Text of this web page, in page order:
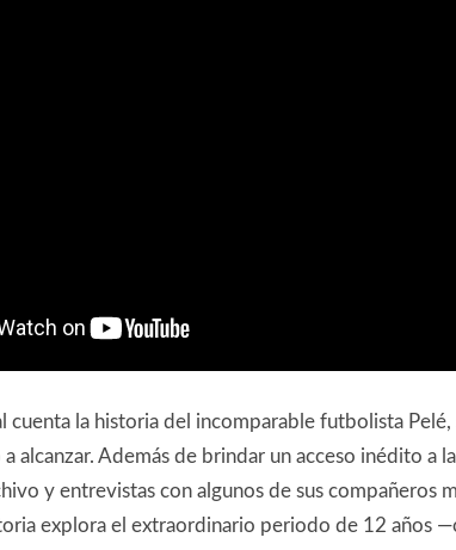
cuenta la historia del incomparable futbolista
alcanzar. Además de brindar un acceso inédito a
y entrevistas con algunos de sus compañeros
explora el extraordinario periodo de 12